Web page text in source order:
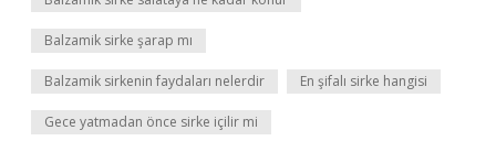
Balzamik sirke şarap mı
Balzamik sirkenin faydaları nelerdir En şifalı sirke hangisi
Gece yatmadan önce sirke içilir mi